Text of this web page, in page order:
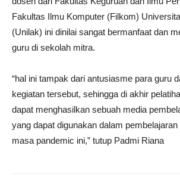
Fakultas Ilmu Komputer (Filkom)
(Unilak) ini dinilai sangat bermanfaat dan
guru di sekolah mitra.
“hal ini tampak dari antusiasme para guru
kegiatan tersebut, sehingga di akhir
dapat menghasilkan sebuah media
yang dapat digunakan dalam
masa pandemic ini,” tutup Padmi Riana